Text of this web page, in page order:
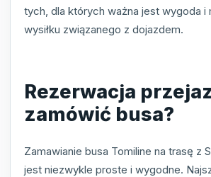
tych, dla których ważna jest wygoda i
wysiłku związanego z dojazdem.
Rezerwacja
zamówić busa?
Zamawianie busa Tomiline na trasę z
jest niezwykle proste i wygodne.